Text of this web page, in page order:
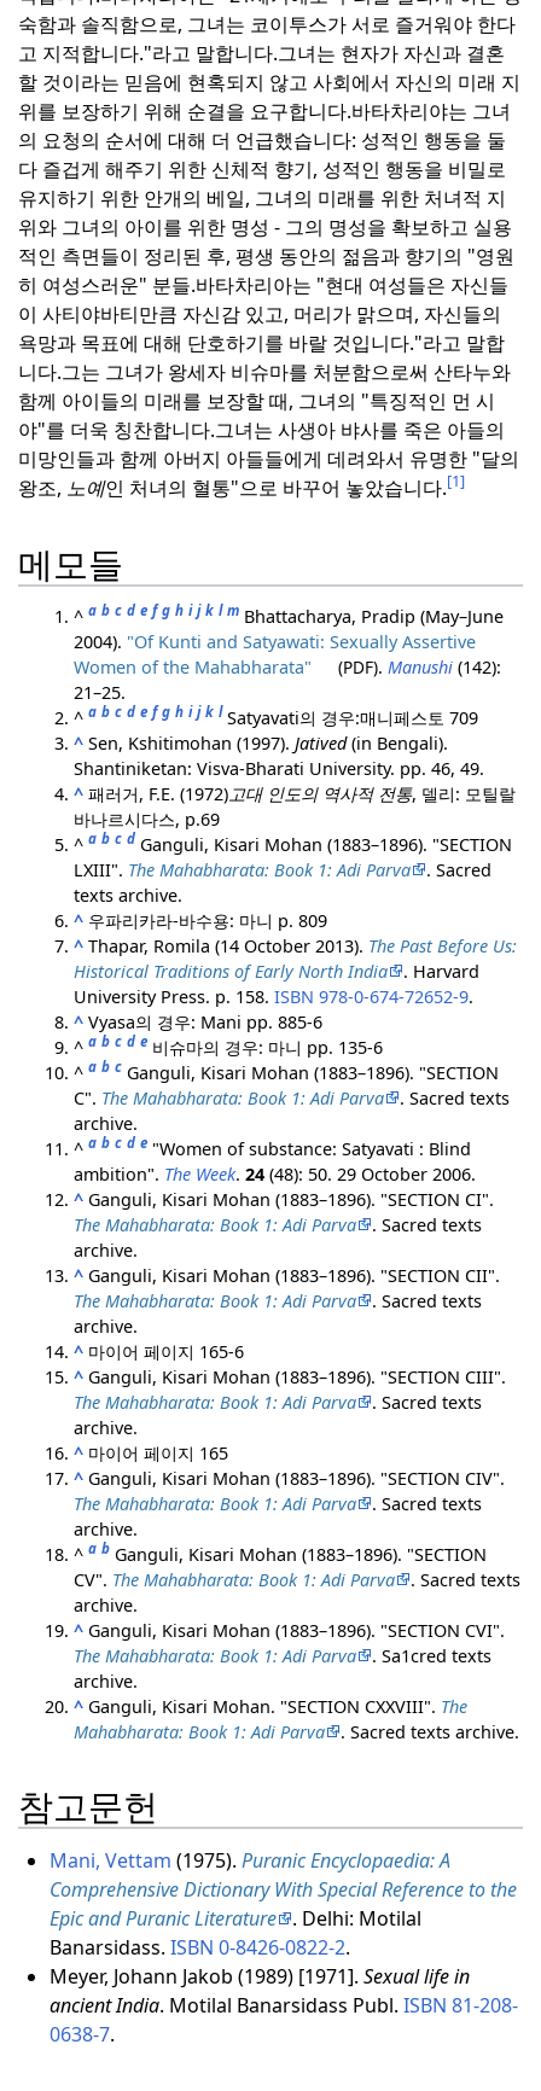
숙함과 솔직함으로, 그녀는 코이투스가 서로 즐거워야 한다
고 지적합니다."라고 말합니다.그녀는 현자가 자신과 결혼
할 것이라는 믿음에 현혹되지 않고 사회에서 자신의 미래 지
위를 보장하기 위해 순결을 요구합니다.바타차리야는 그녀
의 요청의 순서에 대해 더 언급했습니다: 성적인 행동을 둘
다 즐겁게 해주기 위한 신체적 향기, 성적인 행동을 비밀로
유지하기 위한 안개의 베일, 그녀의 미래를 위한 처녀적 지
위와 그녀의 아이를 위한 명성 - 그의 명성을 확보하고 실용
적인 측면들이 정리된 후, 평생 동안의 젊음과 향기의 "영원
히 여성스러운" 분들.바타차리아는 "현대 여성들은 자신들
이 사티야바티만큼 자신감 있고, 머리가 맑으며, 자신들의
욕망과 목표에 대해 단호하기를 바랄 것입니다."라고 말합
니다.그는 그녀가 왕세자 비슈마를 처분함으로써 산타누와
함께 아이들의 미래를 보장할 때, 그녀의 "특징적인 먼 시
야"를 더욱 칭찬합니다.그녀는 사생아 뱌사를 죽은 아들의
미망인들과 함께 아버지 아들들에게 데려와서 유명한 "달의
왕조, 노예인 처녀의 혈통"으로 바꾸어 놓았습니다.[1]
메모들
^a b c d e f g h i j k l m Bhattacharya, Pradip (May–June
2004). "Of Kunti and Satyawati: Sexually Assertive
Women of the Mahabharata"
(PDF).Manushi (142):
21–25.
^a b c d e f g h i j k l Satyavati의 경우:매니페스토 709
^ Sen, Kshitimohan (1997).Jatived(in Bengali).
Shantiniketan: Visva-Bharati University. pp. 46, 49.
^ 패러거, F.E. (1972)고대 인도의 역사적 전통, 델리: 모틸랄
바나르시다스, p.69
^a b c d Ganguli, Kisari Mohan (1883–1896). "SECTION
LXIII". The Mahabharata: Book 1: Adi Parva
. Sacred
texts archive.
^ 우파리카라-바수용: 마니 p. 809
^ Thapar, Romila (14 October 2013). The Past Before Us:
Historical Traditions of Early North India
. Harvard
University Press. p. 158.ISBN 978-0-674-72652-9.
^ Vyasa의 경우: Mani pp. 885-6
^a b c d e 비슈마의 경우: 마니 pp. 135-6
^a b c Ganguli, Kisari Mohan (1883–1896). "SECTION
C". The Mahabharata: Book 1: Adi Parva
. Sacred texts
archive.
^a b c d e "Women of substance: Satyavati : Blind
ambition". The Week.24 (48): 50. 29 October 2006.
^ Ganguli, Kisari Mohan (1883–1896). "SECTION CI".
The Mahabharata: Book 1: Adi Parva
. Sacred texts
archive.
^ Ganguli, Kisari Mohan (1883–1896). "SECTION CII".
The Mahabharata: Book 1: Adi Parva
. Sacred texts
archive.
^ 마이어 페이지 165-6
^ Ganguli, Kisari Mohan (1883–1896). "SECTION CIII".
The Mahabharata: Book 1: Adi Parva
. Sacred texts
archive.
^ 마이어 페이지 165
^ Ganguli, Kisari Mohan (1883–1896). "SECTION CIV".
The Mahabharata: Book 1: Adi Parva
. Sacred texts
archive.
^a b Ganguli, Kisari Mohan (1883–1896). "SECTION
CV". The Mahabharata: Book 1: Adi Parva
. Sacred texts
archive.
^ Ganguli, Kisari Mohan (1883–1896). "SECTION CVI".
The Mahabharata: Book 1: Adi Parva
. Sa1cred texts
archive.
^ Ganguli, Kisari Mohan. "SECTION CXXVIII". The
Mahabharata: Book 1: Adi Parva
. Sacred texts archive.
참고문헌
Mani, Vettam (1975). Puranic Encyclopaedia: A
Comprehensive Dictionary With Special Reference to the
Epic and Puranic Literature
. Delhi: Motilal
Banarsidass. ISBN 0-8426-0822-2.
Meyer, Johann Jakob (1989) [1971]. Sexual life in
ancient India. Motilal Banarsidass Publ. ISBN 81-208-
0638-7.